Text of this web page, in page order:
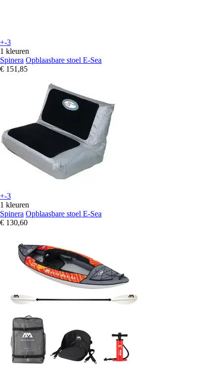
+-3
1 kleuren
Spinera Opblaasbare stoel E-Sea
€ 151,85
+-3
1 kleuren
Spinera Opblaasbare stoel E-Sea
€ 130,60